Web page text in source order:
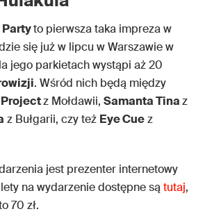
to pierwsza taka impreza w
się już w lipcu w Warszawie w
jego parkietach wystąpi aż 20
. Wśród nich będą między
z Mołdawii, Samanta Tinaz
z Bułgarii, czy też Eye Cuez
jest prezenter internetowy
na wydarzenie dostępne sątutaj,
70 zł.